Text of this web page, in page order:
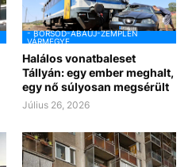
- BORSOD-ABAÚJ-ZEMPLÉN
VÁRMEGYE
Halálos vonatbaleset
Tállyán: egy ember meghalt,
egy nő súlyosan megsérült
Július 26, 2026